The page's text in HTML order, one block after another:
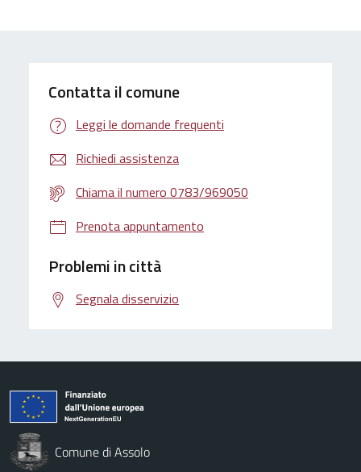
Contatta il comune
Leggi le domande frequenti
Richiedi assistenza
Chiama il numero 0783/969050
Prenota appuntamento
Problemi in città
Segnala disservizio
Comune di Assolo